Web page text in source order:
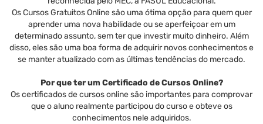
Os Cursos Gratuitos Online são uma ótima opção para quem quer
aprender uma nova habilidade ou se aperfeiçoar em um
determinado assunto, sem ter que investir muito dinheiro. Além
disso, eles são uma boa forma de adquirir novos conhecimentos e
se manter atualizado com as últimas tendências do mercado.
Por que ter um Certificado de Cursos Online?
Os certificados de cursos online são importantes para comprovar
que o aluno realmente participou do curso e obteve os
conhecimentos nele adquiridos.